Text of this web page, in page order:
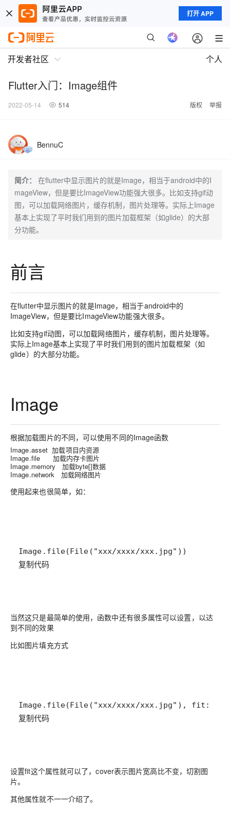
打开 APP
开发者社区 个人
Flutter入门：Image组件
2022-05-14 514 版权 举报
BennuC
简介：
在flutter中显示图片的就是Image，相当于android中的I
mageView，但是要比ImageView功能强大很多。比如支持gif动
图，可以加载网络图片，缓存机制，图片处理等。实际上Image
基本上实现了平时我们用到的图片加载框架（如glide）的大部
分功能。
前言
在flutter中显示图片的就是Image，相当于android中的
ImageView，但是要比ImageView功能强大很多。
比如支持gif动图，可以加载网络图片，缓存机制，图片处理等。
实际上Image基本上实现了平时我们用到的图片加载框架（如
glide）的大部分功能。
Image
根据加载图片的不同，可以使用不同的Image函数
Image.asset 加载项目内资源
Image.file 加载内存卡图片
Image.memory 加载byte[]数据
Image.network 加载网络图片
使用起来也很简单，如：
复制代码
当然这只是最简单的使用，函数中还有很多属性可以设置，以达
到不同的效果
比如图片填充方式
复制代码
设置fit这个属性就可以了，cover表示图片宽高比不变，切割图
片。
其他属性就不一一介绍了。